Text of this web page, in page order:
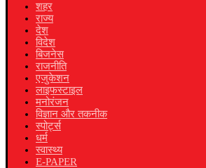
शहर
राज्य
देश
विदेश
बिजनेस
राजनीति
एजुकेशन
लाइफस्टाइल
मनोरंजन
विज्ञान और तकनीक
स्पोर्ट्स
धर्म
स्वास्थ्य
E-PAPER